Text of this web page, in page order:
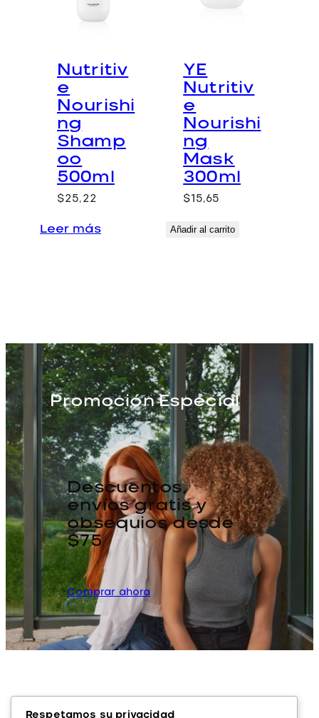
Nutritiv
e
Nourishi
ng
Shamp
oo
500ml
$25,22
Leer más
YE
Nutritiv
e
Nourishi
ng
Mask
300ml
$15,65
Añadir al carrito
Promoción Especial
Descuentos,
envíos gratis y
obsequios desde
$75
Comprar ahora
Respetamos su privacidad